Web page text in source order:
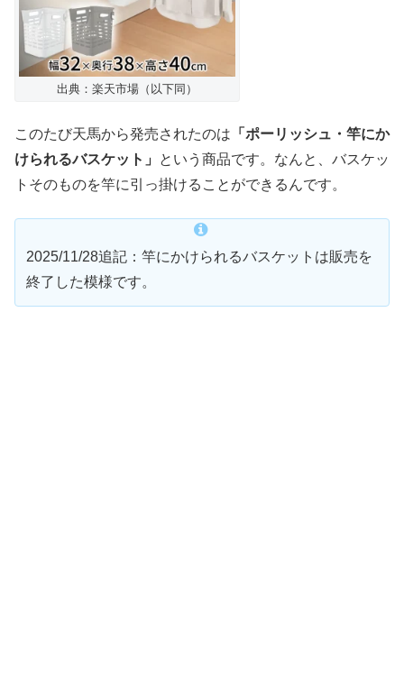
出典：楽天市場（以下同）
このたび天馬から発売されたのは 「ポーリッシュ・竿にか
けられるバスケット」
という商品です。なんと、バスケッ
トそのものを竿に引っ掛けることができるんです。
2025/11/28追記：竿にかけられるバスケットは販売を
終了した模様です。